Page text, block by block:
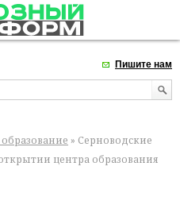
Пишите нам
» Серноводские
центра образования